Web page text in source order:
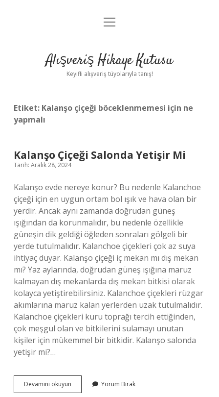
Anasayfa
Yasal Uyarı
menüyü
Alışveriş Hikaye Kutusu
Keyifli alışveriş tüyolarıyla tanış!
Etiket: Kalanşo çiçeği böceklenmemesi için ne
yapmalı
Kalanşo Çiçeği Salonda Yetişir Mi
Tarih: Aralık 28, 2024
Kalanşo evde nereye konur? Bu nedenle Kalanchoe
çiçeği için en uygun ortam bol ışık ve hava olan bir
yerdir. Ancak aynı zamanda doğrudan güneş
ışığından da korunmalıdır, bu nedenle özellikle
güneşin dik geldiği öğleden sonraları gölgeli bir
yerde tutulmalıdır. Kalanchoe çiçekleri çok az suya
ihtiyaç duyar. Kalanşo çiçeği iç mekan mı dış mekan
mı? Yaz aylarında, doğrudan güneş ışığına maruz
kalmayan dış mekanlarda dış mekan bitkisi olarak
kolayca yetiştirebilirsiniz. Kalanchoe çiçekleri rüzgar
akımlarına maruz kalan yerlerden uzak tutulmalıdır.
Kalanchoe çiçekleri kuru toprağı tercih ettiğinden,
çok meşgul olan ve bitkilerini sulamayı unutan
kişiler için mükemmel bir bitkidir. Kalanşo salonda
yetişir mi?…
Devamını okuyun Kalanşo
Çiçeği
Yorum Bırak